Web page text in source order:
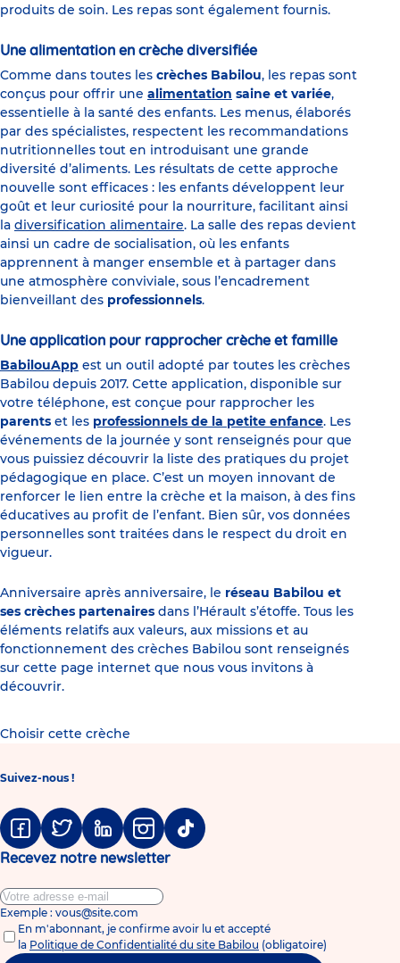
produits de soin. Les repas sont également fournis.
Une alimentation en crèche diversifiée
Comme dans toutes les crèches Babilou, les repas sont
conçus pour offrir une alimentation saine et variée,
essentielle à la santé des enfants. Les menus, élaborés
par des spécialistes, respectent les recommandations
nutritionnelles tout en introduisant une grande
diversité d’aliments. Les résultats de cette approche
nouvelle sont efficaces : les enfants développent leur
goût et leur curiosité pour la nourriture, facilitant ainsi
la diversification alimentaire. La salle des repas devient
ainsi un cadre de socialisation, où les enfants
apprennent à manger ensemble et à partager dans
une atmosphère conviviale, sous l’encadrement
bienveillant des professionnels.
Une application pour rapprocher crèche et famille
BabilouApp est un outil adopté par toutes les crèches
Babilou depuis 2017. Cette application, disponible sur
votre téléphone, est conçue pour rapprocher les
parents et les professionnels de la petite enfance. Les
événements de la journée y sont renseignés pour que
vous puissiez découvrir la liste des pratiques du projet
pédagogique en place. C’est un moyen innovant de
renforcer le lien entre la crèche et la maison, à des fins
éducatives au profit de l’enfant. Bien sûr, vos données
personnelles sont traitées dans le respect du droit en
vigueur.
Anniversaire après anniversaire, le réseau Babilou et
ses crèches partenaires dans l’Hérault s’étoffe. Tous les
éléments relatifs aux valeurs, aux missions et au
fonctionnement des crèches Babilou sont renseignés
sur cette page internet que nous vous invitons à
découvrir.
Choisir cette crèche
Suivez-nous !
FacebookTwitter LinkedinInstagramTiktok
Recevez notre newsletter
Exemple : vous@site.com
En m'abonnant, je confirme avoir lu et accepté
la Politique de Confidentialité du site Babilou (obligatoire)